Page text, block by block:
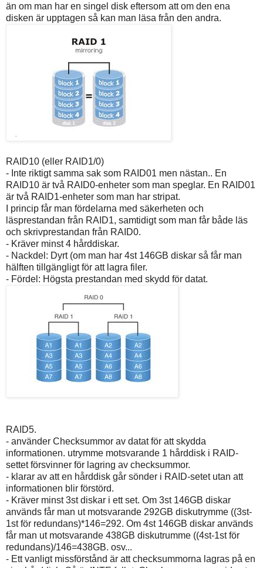
än om man har en singel disk eftersom att om den ena
disken är upptagen så kan man läsa från den andra.
RAID10 (eller RAID1/0)
- Inte riktigt samma sak som RAID01 men nästan.. En
RAID10 är två RAID0-enheter som man speglar. En RAID01
är två RAID1-enheter som man har stripat.
I princip får man fördelarna med säkerheten och
läsprestandan från RAID1, samtidigt som man får både läs
och skrivprestandan från RAID0.
- Kräver minst 4 hårddiskar.
- Nackdel: Dyrt (om man har 4st 146GB diskar så får man
hälften tillgängligt för att lagra filer.
- Fördel: Högsta prestandan med skydd för datat.
RAID5.
- använder Checksummor av datat för att skydda
informationen. utrymme motsvarande 1 hårddisk i RAID-
settet försvinner för lagring av checksummor.
- klarar av att en hårddisk går sönder i RAID-setet utan att
informationen blir förstörd.
- Kräver minst 3st diskar i ett set. Om 3st 146GB diskar
används får man ut motsvarande 292GB diskutrymme ((3st-
1st för redundans)*146=292. Om 4st 146GB diskar används
får man ut motsvarande 438GB diskutrumme ((4st-1st för
redundans)/146=438GB. osv...
- Ett vanligt missförstånd är att checksummorna lagras på en